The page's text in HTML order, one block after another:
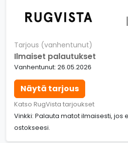
Tarjous (vanhentunut)
Ilmaiset palautukset
Vanhentunut: 26.05.2026
Näytä tarjous
Katso RugVista tarjoukset
Vinkki: Palauta matot ilmaisesti, jos
ostokseesi.